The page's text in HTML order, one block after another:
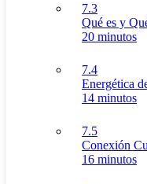
7.3
Qué es y
20 minutos
7.4
Energética
14 minutos
7.5
Conexión
16 minutos